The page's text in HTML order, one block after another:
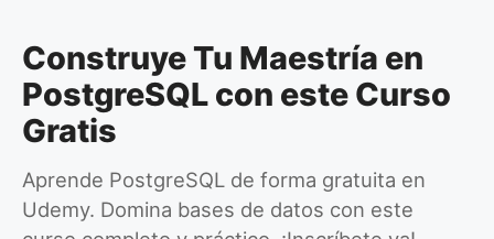
Construye Tu Maestría en
PostgreSQL con este Curso
Gratis
Aprende PostgreSQL de forma gratuita en
Udemy. Domina bases de datos con este